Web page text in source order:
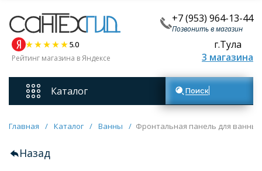
+7 (953) 964-13-44
Позвонить в магазин
5.0
Рейтинг магазина в Яндексе
г.Тула
3 магазина
Каталог
Смесители
Унитазы
Поиск товаров
Главная / Каталог / Ванны / Фронтальная панель для ванны
Назад